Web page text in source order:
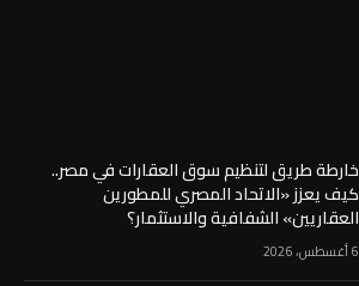
خارطة طريق لتنظيم سوق العقارات في مصر..
كيف يعزز «الاتحاد المصري للمطورين
العقاريين» الشفافية والاستثمار؟
6 أغسطس، 2026